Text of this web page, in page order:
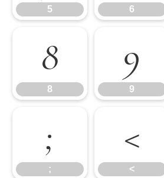
5 6
8
8
9
9
;
;
<
<